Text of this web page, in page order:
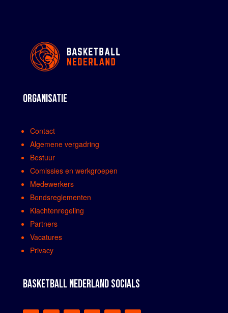
ORGANISATIE
Contact
Algemene vergadring
Bestuur
Comissies en werkgroepen
Medewerkers
Bondsreglementen
Klachtenregeling
Partners
Vacatures
Privacy
BASKETBALL NEDERLAND SOCIALS